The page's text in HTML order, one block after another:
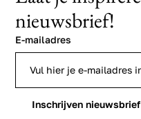
nieuwsbrief!
E-mailadres
Inschrijven nieuwsbrief